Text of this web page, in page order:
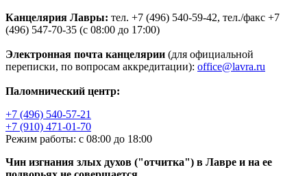
Канцелярия Лавры: тел. +7 (496) 540-59-42, тел./факс +7
(496) 547-70-35 (с 08:00 до 17:00)
Электронная почта канцелярии (для официальной
переписки, по вопросам аккредитации): office@lavra.ru
Паломнический центр:
+7 (496) 540-57-21
+7 (910) 471-01-70
Режим работы: с 08:00 до 18:00
Чин изгнания злых духов ("отчитка") в Лавре и на ее